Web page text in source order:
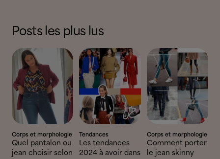
Posts les plus lus
Corps et morphologie
Quel pantalon ou
jean choisir selon
Tendances
Les tendances
2024 à avoir dans
Corps et morphologie
Comment porter
le jean skinny